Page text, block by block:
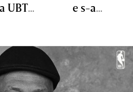
UBT
dure
eşecuri
e s-a
na UBT
Cluj intră
direct în